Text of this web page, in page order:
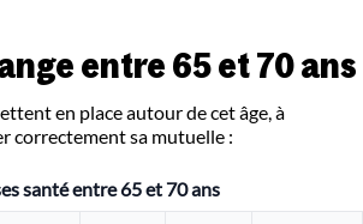
entre 65 et 70 ans
en place autour de cet âge, à
correctement sa mutuelle :
santé entre 65 et 70 ans